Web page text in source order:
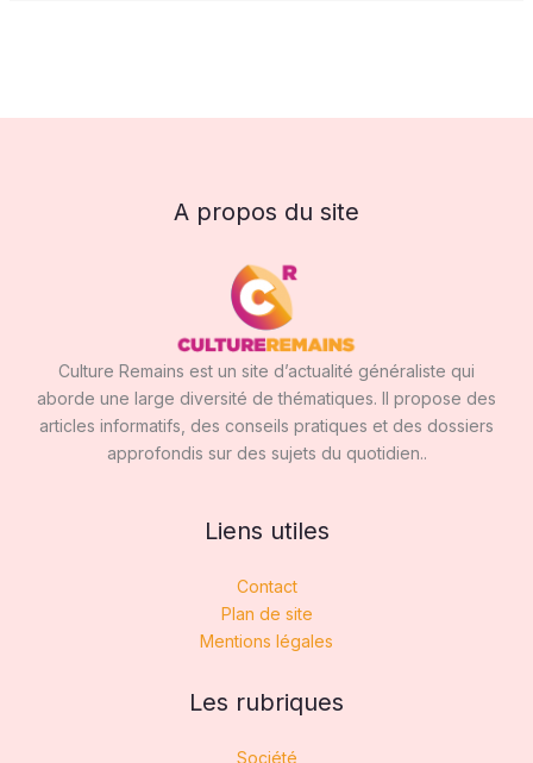
A propos du site
Culture Remains est un site d’actualité généraliste qui
aborde une large diversité de thématiques. Il propose des
articles informatifs, des conseils pratiques et des dossiers
approfondis sur des sujets du quotidien..
Liens utiles
Contact
Plan de site
Mentions légales
Les rubriques
Société